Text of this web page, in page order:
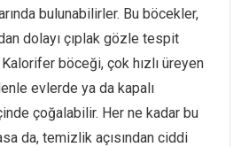
bulunabilirler. Bu böcekler,
dolayı çıplak gözle tespit
böceği, çok hızlı üreyen
evlerde ya da kapalı
çoğalabilir. Her ne kadar bu
da, temizlik açısından ciddi